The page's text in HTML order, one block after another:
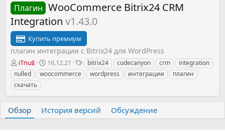
Плагин WooCommerce Bitrix24 CRM
Integration v1.43.0
Купить премиум
плагин интеграции с Bitrix24 для WordPress
А
в
т
о
р
iTnull
Д
а
т
с
о
16.12.21
Т
е
bitrix24 codecanyon crm
integration
nulled
woocommerce wordpress интеграции
плагин
скачать
Обзор История версий Обсуждение